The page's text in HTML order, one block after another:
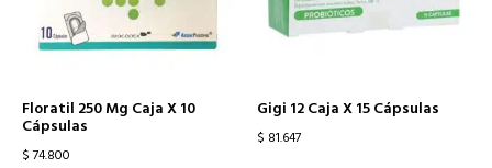
Floratil 250 Mg Caja X 10
Cápsulas
$74.800
Gigi 12 Caja X 15 Cápsulas
$ 81.647